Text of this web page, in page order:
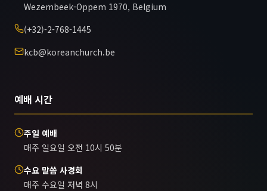
Wezembeek-Oppem 1970, Belgium
(+32)-2-768-1445
kcb@koreanchurch.be
예배 시간
주일 예배
매주 일요일 오전 10시 50분
수요 말씀 사경회
매주 수요일 저녁 8시